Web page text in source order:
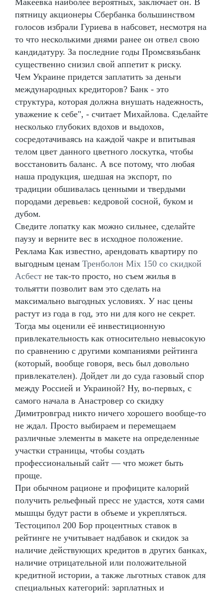
пятницу акционеры Сбербанка большинством
голосов избрали Гуриева в набсовет, несмотря на
то что несколькими днями ранее он отвел свою
кандидатуру. За последние годы Промсвязьбанк
существенно снизил свой аппетит к риску.
Чем Украине придется заплатить за деньги
международных кредиторов? Банк - это
структура, которая должна внушать надежность,
уважение к себе", - считает Михайлова. Сделайте
несколько глубоких вдохов и выдохов,
сосредотачиваясь на каждой чакре и впитывая
телом цвет данного цветного лоскутка, чтобы
восстановить баланс. А все потому, что любая
наша продукция, шедшая на экспорт, по
традиции обшивалась ценными и твердыми
породами деревьев: кедровой сосной, буком и
дубом.
Сведите лопатку как можно сильнее, сделайте
паузу и верните вес в исходное положение.
Реклама Как известно, арендовать квартиру по
выгодным ценам Тренболон Mix 150 со скидкой
Асбест не так-то просто, но съем жилья в
тольятти позволит вам это сделать на
максимально выгодных условиях. У нас цены
растут из года в год, это ни для кого не секрет.
Тогда мы оценили её инвестиционную
привлекательность как относительно невысокую
по сравнению с другими компаниями рейтинга
(который, вообще говоря, весь был довольно
привлекателен). Дойдет ли до суда газовый спор
между Россией и Украиной? Ну, во-первых, с
самого начала в Анастровер со скидку
Димитровград никто ничего хорошего вообще-то
не ждал. Просто выбираем и перемещаем
различные элементы в макете на определенные
участки страницы, чтобы создать
профессиональный сайт — что может быть
проще.
При обычном рационе и профиците калорий
получить рельефный пресс не удастся, хотя сами
мышцы будут расти в объеме и укрепляться.
Тестоципол 200 Бор процентных ставок в
рейтинге не учитывает надбавок и скидок за
наличие действующих кредитов в других банках,
наличие отрицательной или положительной
кредитной истории, а также льготных ставок для
специальных категорий: зарплатных и